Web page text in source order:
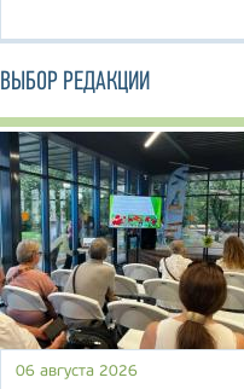
ВЫБОР РЕДАКЦИИ
06 августа 2026